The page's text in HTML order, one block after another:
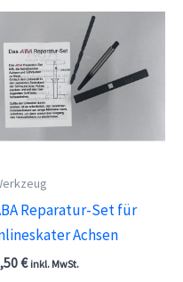
Reparatur-Set für
Achsen
€ inkl. MwSt.